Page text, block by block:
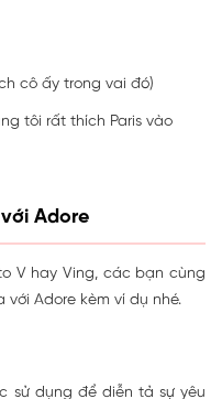
cô ấy trong vai đó)
tôi rất thích Paris vào
Adore
V hay Ving, các bạn cùng
Adore kèm ví dụ nhé.
sử dụng để diễn tả sự yêu